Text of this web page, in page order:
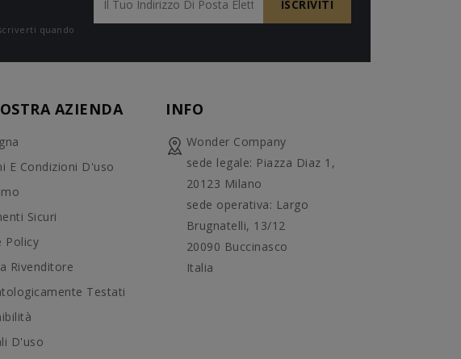
quando
AZIENDA
E Condizioni D'uso
Sicuri
Policy
Rivenditore
Testati
D'uso
INFO
Wonder Company
sede legale: Piazza Diaz 1,
20123 Milano
sede operativa: Largo
Brugnatelli, 13/12
20090 Buccinasco
Italia